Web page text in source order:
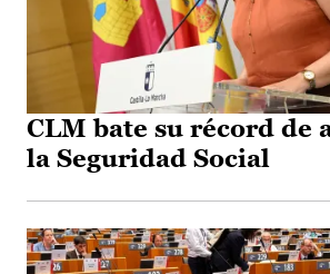
CLM bate su récord de
la Seguridad Social